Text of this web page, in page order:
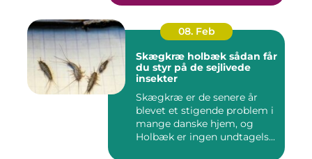
08. Feb
Skægkræ holbæk sådan får
du styr på de sejlivede
insekter
Skægkræ er de senere år
blevet et stigende problem i
mange danske hjem, og
Holbæk er ingen undtagels...